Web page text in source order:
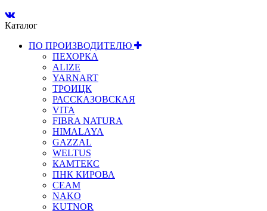
Каталог
ПО ПРОИЗВОДИТЕЛЮ
ПЕХОРКА
ALIZE
YARNART
ТРОИЦК
РАССКАЗОВСКАЯ
VITA
FIBRA NATURA
HIMALAYA
GAZZAL
WELTUS
КАМТЕКС
ПНК КИРОВА
СЕАМ
NAKO
KUTNOR